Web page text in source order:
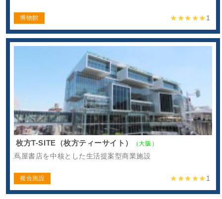
博物館 ★★★★★1
枚方T-SITE（枚方ティーサイト） （大阪）
蔦屋書店を中核とした生活提案型商業施設
複合施設 ★★★★★1